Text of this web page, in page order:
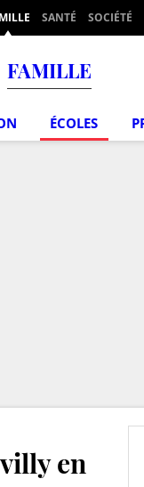
SANTÉ SOCIÉTÉ
FAMILLE
ÉCOLES
en